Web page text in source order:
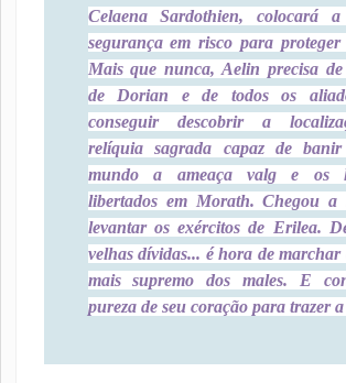
Celaena Sardothien, colocará
segurança em risco para proteger
Mais que nunca, Aelin precisa de
de Dorian e de todos os
conseguir descobrir a
relíquia sagrada capaz de
mundo a ameaça valg e os
libertados em Morath. Chegou a
levantar os exércitos de Erilea.
velhas dívidas... é hora de
mais supremo dos males. E
pureza de seu coração para trazer